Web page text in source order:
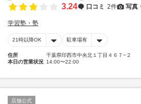
3.24 口コミ 2件 写真
学習塾・塾
21時以降OK 駐車場有
住所
千葉県印西市中央北１丁目４６７−２
本日の営業状況 14:00〜22:00
店舗公式